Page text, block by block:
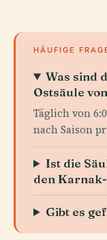
HÄUFIGE
Was sind
Ostsäule
Täglich von
nach Saison
Ist die
den
Gibt es